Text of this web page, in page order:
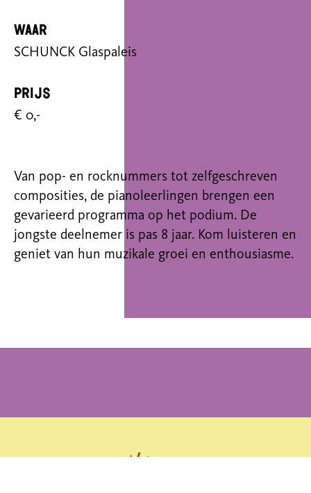
Waar
SCHUNCK Glaspaleis
Prijs
€ 0,-
Van pop- en rocknummers tot zelfgeschreven
composities, de pianoleerlingen brengen een
gevarieerd programma op het podium. De
jongste deelnemer is pas 8 jaar. Kom luisteren en
geniet van hun muzikale groei en enthousiasme.